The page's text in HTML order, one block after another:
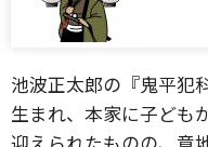
池波正太郎の『鬼平犯
生まれ、本家に子ども